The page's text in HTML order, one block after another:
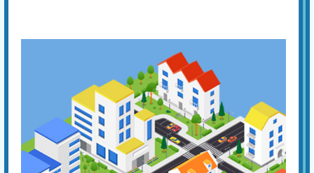
い。
手洗い管から水がでない
基本料
3,000円 W
EB
限
定
割
引
作業費
3,300 円
部品代
0円〜
合計 3,300 円〜
トイレタンクのレバーやボタンを押しても水が流れない場合は、内蔵フ